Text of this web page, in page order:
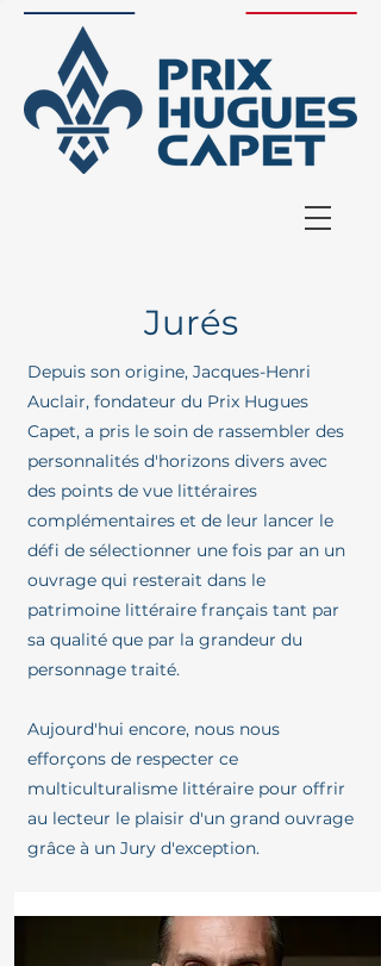
Jurés
Depuis son origine, Jacques-Henri
Auclair, fondateur du Prix Hugues
Capet, a pris le soin de rassembler des
personnalités d'horizons divers avec
des points de vue littéraires
complémentaires et de leur lancer le
défi de sélectionner une fois par an un
ouvrage qui resterait dans le
patrimoine littéraire français tant par
sa qualité que par la grandeur du
personnage traité.
Aujourd'hui encore, nous nous
efforçons de respecter ce
multiculturalisme littéraire pour offrir
au lecteur le plaisir d'un grand ouvrage
grâce à un Jury d'exception.